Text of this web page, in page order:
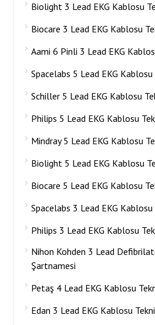
Biolight 3 Lead EKG Kablosu
Biocare 3 Lead EKG Kablosu
Aami 6 Pinli 3 Lead EKG
Spacelabs 5 Lead EKG
Schiller 5 Lead EKG Kablosu
Philips 5 Lead EKG Kablosu
Mindray 5 Lead EKG Kablosu
Biolight 5 Lead EKG Kablosu
Biocare 5 Lead EKG Kablosu
Spacelabs 3 Lead EKG
Philips 3 Lead EKG Kablosu
Nihon Kohden 3 Lead
Şartnamesi
Petaş 4 Lead EKG Kablosu
Edan 3 Lead EKG Kablosu